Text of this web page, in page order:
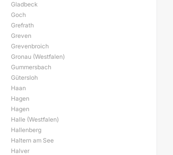
Gladbeck
Goch
Grefrath
Greven
Grevenbroich
Gronau (Westfalen)
Gummersbach
Gütersloh
Haan
Hagen
Hagen
Halle (Westfalen)
Hallenberg
Haltern am See
Halver